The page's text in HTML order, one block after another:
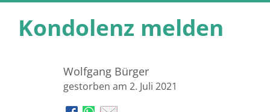
Kondolenz melden
Wolfgang Bürger
gestorben am 2. Juli 2021